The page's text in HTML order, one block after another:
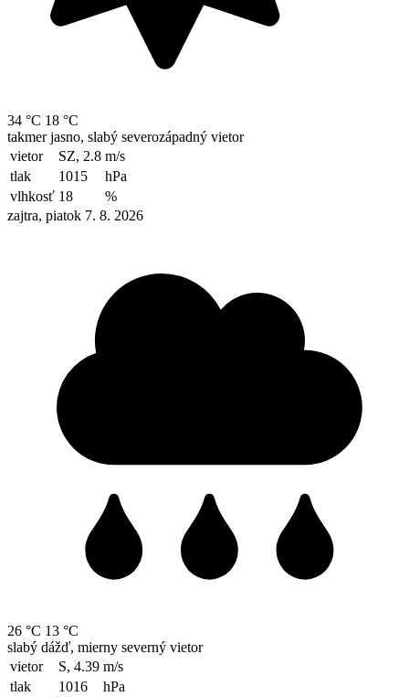
34 °C 18 °C
takmer jasno, slabý severozápadný vietor
vietor
SZ, 2.8 m/s
tlak
1015
hPa
vlhkosť 18
%
zajtra, piatok 7. 8. 2026
26 °C 13 °C
slabý dážď, mierny severný vietor
vietor
S, 4.39 m/s
tlak
1016
hPa